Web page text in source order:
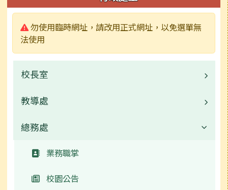
警告:
勿使用臨時網址，請改用正式網址，以免選單無
法使用
校長室
業務職掌
常用連結
教導處
業務職掌
校園公告
常用連結
總務處
業務職掌
校園公告